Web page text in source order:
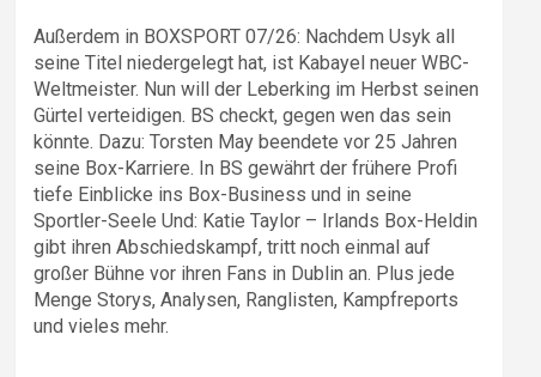
Außerdem in BOXSPORT 07/26: Nachdem Usyk all
seine Titel niedergelegt hat, ist Kabayel neuer WBC-
Weltmeister. Nun will der Leberking im Herbst seinen
Gürtel verteidigen. BS checkt, gegen wen das sein
könnte. Dazu: Torsten May beendete vor 25 Jahren
seine Box-Karriere. In BS gewährt der frühere Profi
tiefe Einblicke ins Box-Business und in seine
Sportler-Seele Und: Katie Taylor – Irlands Box-Heldin
gibt ihren Abschiedskampf, tritt noch einmal auf
großer Bühne vor ihren Fans in Dublin an. Plus jede
Menge Storys, Analysen, Ranglisten, Kampfreports
und vieles mehr.